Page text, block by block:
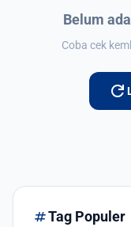
Belum
Coba cek
refresh
tagTag Populer